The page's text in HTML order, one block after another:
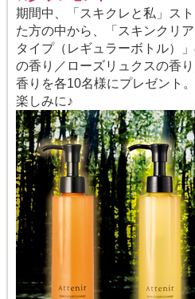
期間中、「スキクレと私」ス
た方の中から、「スキンクリ
タイプ（レギュラーボトル）
の香り／ローズリュクスの香
香りを各10名様にプレゼント
楽しみに♪